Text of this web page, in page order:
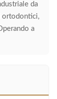
da
ortodontici,
a